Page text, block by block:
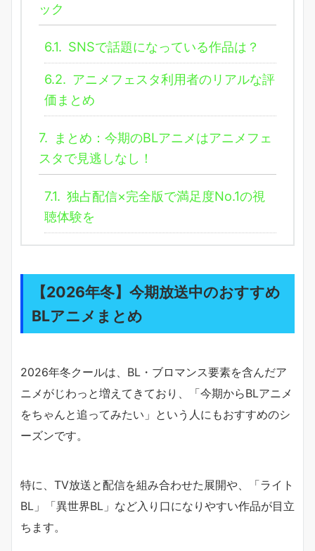
ック
6.1. SNSで話題になっている作品は？
6.2. アニメフェスタ利用者のリアルな評
価まとめ
7.
まとめ：今期のBLアニメはアニメフェ
スタで見逃しなし！
7.1. 独占配信×完全版で満足度No.1の視
聴体験を
【2026年冬】今期放送中のおすすめ
BLアニメまとめ
2026年冬クールは、BL・ブロマンス要素を含んだア
ニメがじわっと増えてきており、「今期からBLアニメ
をちゃんと追ってみたい」という人にもおすすめのシ
ーズンです。
特に、TV放送と配信を組み合わせた展開や、「ライト
BL」「異世界BL」など入り口になりやすい作品が目立
ちます。